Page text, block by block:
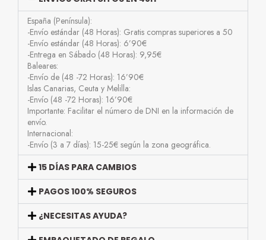
España (Península):
-Envío estándar (48 Horas): Gratis compras superiores a 50
-Envío estándar (48 Horas): 6’90€
-Entrega en Sábado (48 Horas): 9,95€
Baleares:
-Envío de (48 -72 Horas): 16’90€
Islas Canarias, Ceuta y Melilla:
-Envío (48 -72 Horas): 16’90€
Importante: Facilitar el número de DNI en la información de
envío.
Internacional:
-Envío (3 a 7 días): 15-25€ según la zona geográfica.
15 DÍAS PARA CAMBIOS
PAGOS 100% SEGUROS
¿NECESITAS AYUDA?